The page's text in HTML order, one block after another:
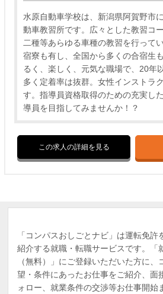
水原自動車学校は、新潟県阿賀野市
動車教習所です。広々とした教習コ
二種等あらゆる車種の教習を行って
宿寮も有し、全国から多くの合宿生
るく、楽しく、元気な職場で、20年
多く定着率は抜群。女性インストラ
す。指導員資格取得のための充実し
導員を目指してみませんか！？
この求人の詳細を見る
「コンパスおしごとナビ」は運転免
紹介する就職・転職サービスです。「
（無料）」にご登録いただいた方に
望・条件にあったお仕事をご紹介、面
ォロー、就業条件の交渉等お仕事開始